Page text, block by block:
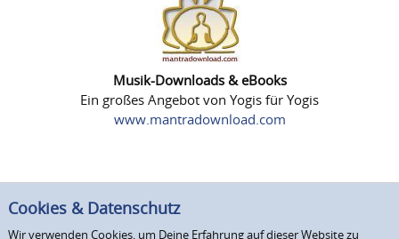
Musik-Downloads & eBooks
Ein großes Angebot von Yogis für Yogis
www.mantradownload.com
Cookies & Datenschutz
Wir verwenden Cookies, um Deine Erfahrung auf dieser Website zu